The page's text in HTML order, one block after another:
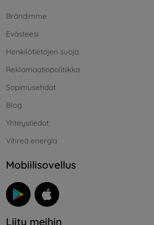
Brändimme
Evästeesi
Henkilötietojen suoja
Reklamaatiopolitiikka
Sopimusehdot
Blog
Yhteystiedot
Vihreä energia
Mobiilisovellus
Liity meihin